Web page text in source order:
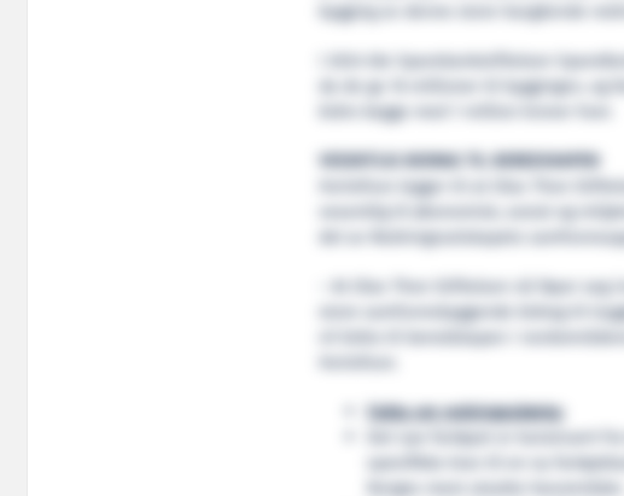
bygging av denne store havgående
I 2024 ble Sparebankstiftelsen
da de ga 16 millioner til byggingen, og
bidro begge med 1 million kroner hver.
VESENTLIG BIDRAG TIL BEREDSKAPEN
Herlofson legger til at Olav Thon
vesentlig til økonomisk, sosial og
del av Redningsselskapets
– At Olav Thon Stiftelsen nå føyer seg
store samfunnsbyggende bidrag til
vil bidra til beredskapen i
Fakta om redningsskøyta:
Det nye fartøyet er konstruert
spesifikke krav til en ny
Norges mest utsatte havområder.